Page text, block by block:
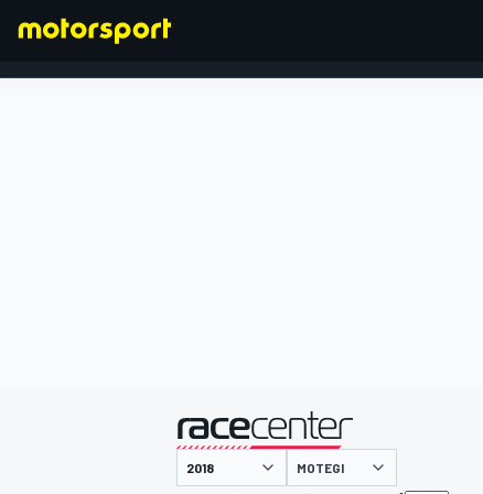
gepresenteerd door
MOTEGI